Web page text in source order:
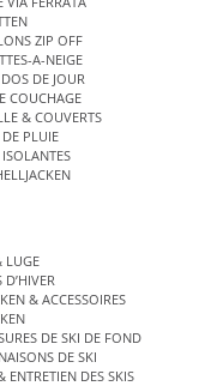
ZIP OFF
A-NEIGE
DE JOUR
COUCHAGE
& COUVERTS
DE PLUIE
ISOLANTES
LUGE
D’HIVER
& ACCESSOIRES
DE SKI DE FOND
DE SKI
ENTRETIEN DES SKIS